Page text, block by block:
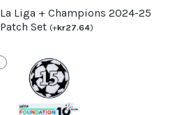
La Liga + Champions 2024-25
Patch Set (+kr27.64)